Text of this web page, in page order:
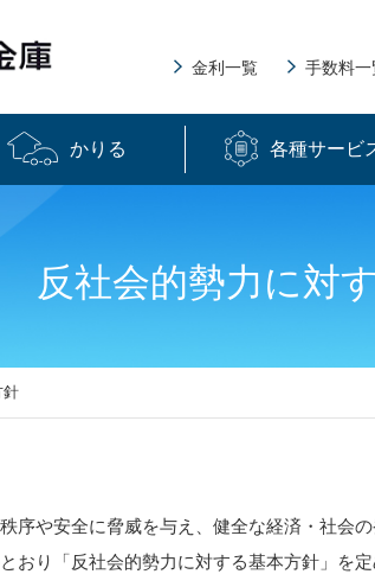
金利一覧 手数料一
かりる 各種サービ
反社会的勢力に対
針
序や安全に脅威を与え、健全な経済・社会
おり「反社会的勢力に対する基本方針」を定